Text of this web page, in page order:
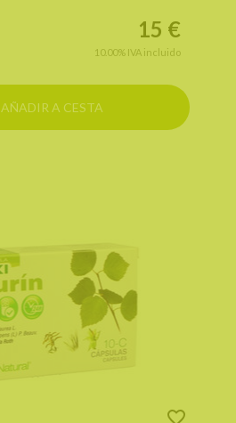
15 €
10.00% IVA incluido
AÑADIR A CESTA